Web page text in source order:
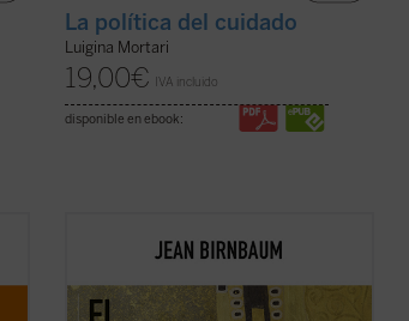
La política del cuidado
Luigina Mortari
19,00€ IVA incluido
disponible en ebook:
En todas partes, los predicadores feroces
iluminar las mentes. Jean Birnbaum
pretende reconfortar a todos los que se